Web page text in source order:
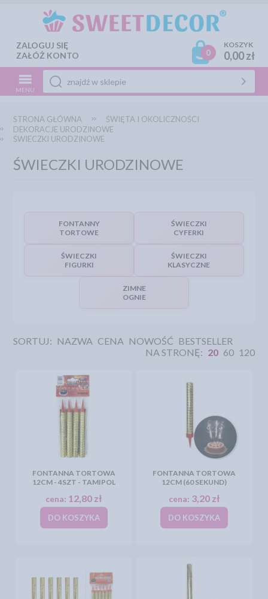
ZALOGUJ SIĘ
ZAŁÓŻ KONTO
0
KOSZYK
0,00 zł
MENU
STRONA GŁÓWNA
ŚWIĘTA I OKOLICZNOŚCI
DEKORACJE URODZINOWE
ŚWIECZKI URODZINOWE
ŚWIECZKI URODZINOWE
FONTANNY
TORTOWE
ŚWIECZKI
CYFERKI
ŚWIECZKI
FIGURKI
ŚWIECZKI
KLASYCZNE
ZIMNE
OGNIE
SORTUJ: NAZWA CENA NOWOŚĆ BESTSELLER
NA STRONĘ: 20 60 120
FONTANNA TORTOWA
12CM - 4SZT - TAMIPOL
cena: 12,80 zł
DO KOSZYKA
FONTANNA TORTOWA
12CM (60 SEKUND)
cena: 3,20 zł
DO KOSZYKA